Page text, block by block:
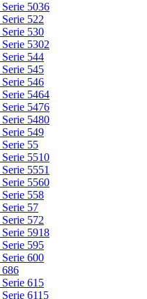
5036
522
530
5302
544
545
546
5464
5476
5480
549
55
5510
5551
5560
558
57
572
5918
595
600
686
615
6115